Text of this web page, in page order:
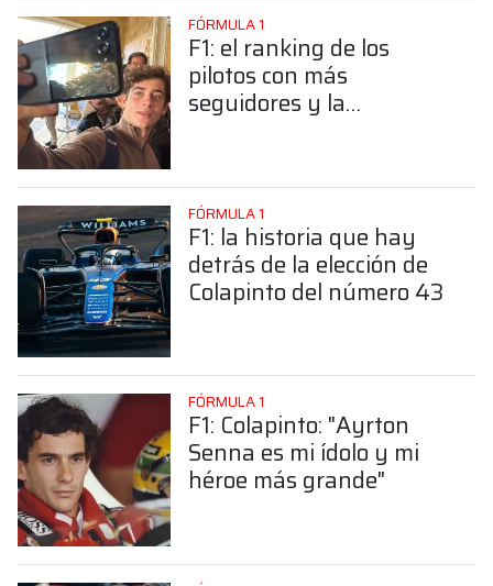
FÓRMULA 1
F1: el ranking de los
pilotos con más
seguidores y la
FÓRMULA 1
F1: la historia que hay
detrás de la elección de
Colapinto del número 43
FÓRMULA 1
F1: Colapinto: "Ayrton
Senna es mi ídolo y mi
héroe más grande"